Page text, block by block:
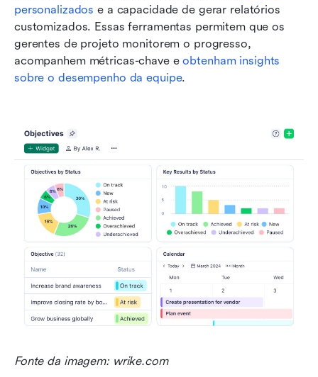
personalizados e a capacidade de gerar relatórios
customizados. Essas ferramentas permitem que os
gerentes de projeto monitorem o progresso,
acompanhem métricas-chave e obtenham insights
sobre o desempenho da equipe.
Fonte da imagem: wrike.com